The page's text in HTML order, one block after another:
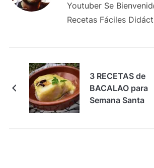
Youtuber Se
Recetas Fáciles
3 RECETAS de
BACALAO para
Semana Santa